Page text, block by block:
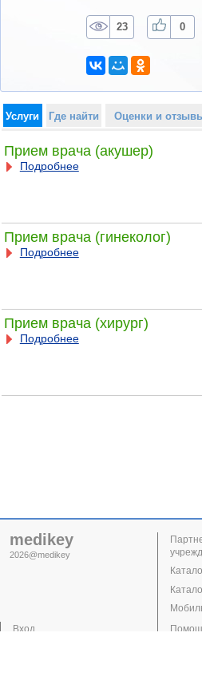
23 0
Услуги Где найти Оценки и
Прием врача (акушер)
Подробнее
Прием врача (гинеколог)
Подробнее
Прием врача (хирург)
Подробнее
medikey
2026@medikey
Вход